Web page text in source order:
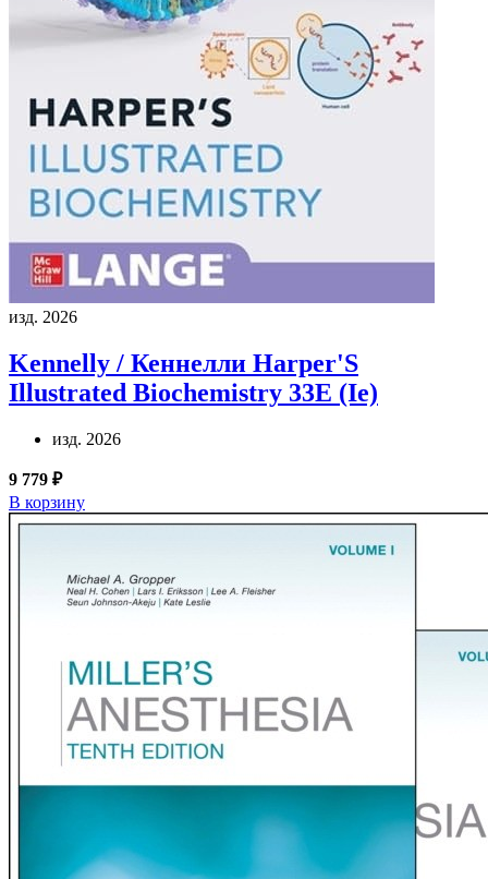
изд. 2026
Kennelly / Кеннелли Harper'S
Illustrated Biochemistry 33E (Ie)
изд. 2026
9 779 ₽
В корзину